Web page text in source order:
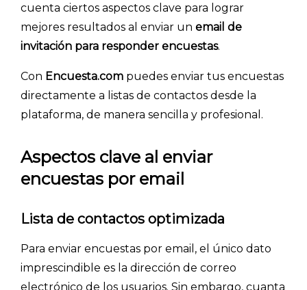
cuenta ciertos aspectos clave para lograr
mejores resultados al enviar un email de
invitación para responder encuestas.
Con Encuesta.com puedes enviar tus encuestas
directamente a listas de contactos desde la
plataforma, de manera sencilla y profesional.
Aspectos clave al enviar
encuestas por email
Lista de contactos optimizada
Para enviar encuestas por email, el único dato
imprescindible es la dirección de correo
electrónico de los usuarios. Sin embargo, cuanta